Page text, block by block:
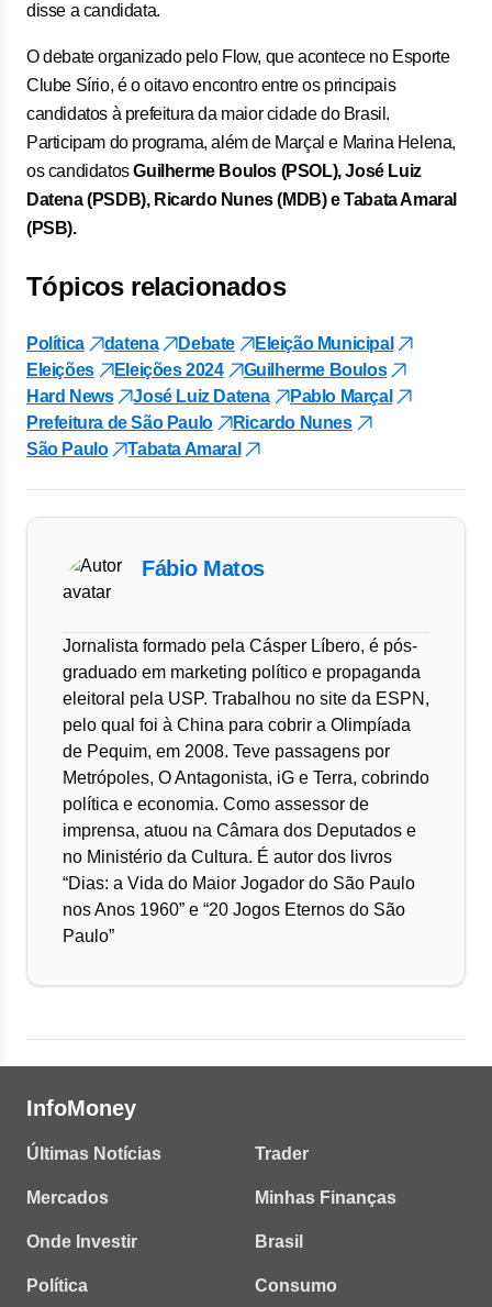
disse a candidata.
O debate organizado pelo Flow, que acontece no Esporte
Clube Sírio, é o oitavo encontro entre os principais
candidatos à prefeitura da maior cidade do Brasil.
Participam do programa, além de Marçal e Marina Helena,
os candidatosGuilherme Boulos (PSOL), José Luiz
Datena (PSDB), Ricardo Nunes (MDB) e Tabata Amaral
(PSB).
Tópicos relacionados
Política datena Debate
Eleição Municipal
Eleições
Eleições 2024
Guilherme Boulos
Hard News
José Luiz Datena
Pablo Marçal
Prefeitura de São Paulo
Ricardo Nunes
São Paulo
Tabata Amaral
Fábio Matos
Jornalista formado pela Cásper Líbero, é pós-
graduado em marketing político e propaganda
eleitoral pela USP. Trabalhou no site da ESPN,
pelo qual foi à China para cobrir a Olimpíada
de Pequim, em 2008. Teve passagens por
Metrópoles, O Antagonista, iG e Terra, cobrindo
política e economia. Como assessor de
imprensa, atuou na Câmara dos Deputados e
no Ministério da Cultura. É autor dos livros
“Dias: a Vida do Maior Jogador do São Paulo
nos Anos 1960” e “20 Jogos Eternos do São
Paulo”
InfoMoney
Últimas Notícias
Mercados
Onde Investir
Política
Trader
Minhas Finanças
Brasil
Consumo